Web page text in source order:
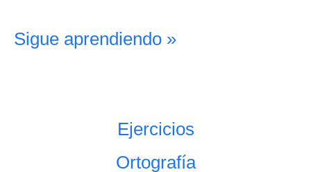
Sigue aprendiendo »
Ejercicios
Ortografía